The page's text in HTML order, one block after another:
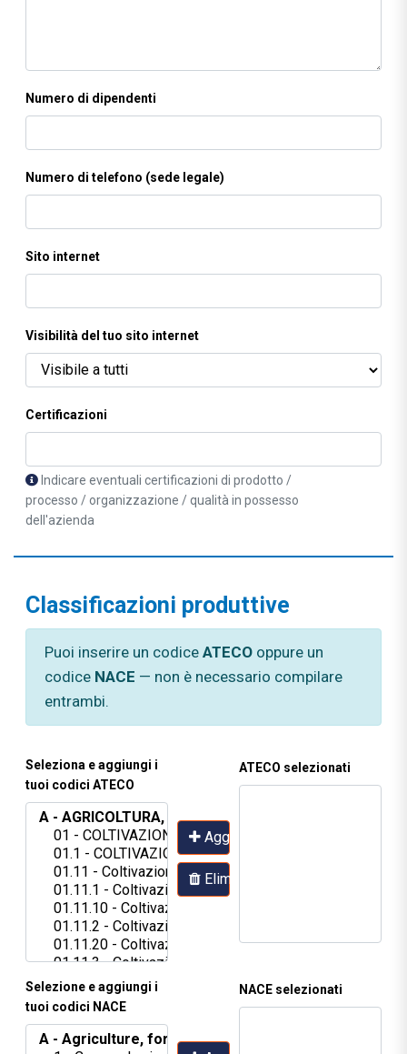
Numero di dipendenti
Numero di telefono (sede legale)
Sito internet
Visibilità del tuo sito internet
Certificazioni
Indicare eventuali certificazioni di prodotto /
processo / organizzazione / qualità in possesso
dell'azienda
Classificazioni produttive
Puoi inserire un codice ATECO oppureun
codice NACE — non è necessario compilare
entrambi.
Seleziona e aggiungi i
tuoi codici ATECO
Aggiungi
Elimina
ATECO selezionati
Selezione e aggiungi i
tuoi codici NACE
NACE selezionati